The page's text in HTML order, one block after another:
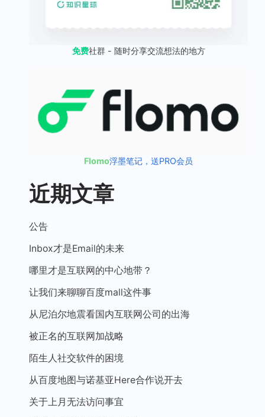
免费社群 - 随时分享交流想法的地方
Flomo浮墨笔记，送PRO会员
近期文章
公告
Inbox才是Email的未来
哪里才是互联网的中心地带？
让我们来聊聊百度mall这件事
从尼泊尔地震看国内互联网公司的出海
被正名的互联网加战略
陌生人社交软件的困境
从百度地图与诺基亚Here合作说开去
关于上月无法访问事宜